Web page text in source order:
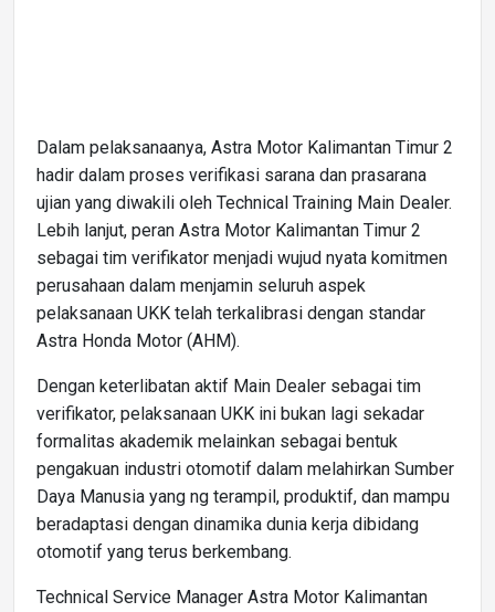
Dalam pelaksanaanya, Astra Motor Kalimantan Timur 2
hadir dalam proses verifikasi sarana dan prasarana
ujian yang diwakili oleh Technical Training Main Dealer.
Lebih lanjut, peran Astra Motor Kalimantan Timur 2
sebagai tim verifikator menjadi wujud nyata komitmen
perusahaan dalam menjamin seluruh aspek
pelaksanaan UKK telah terkalibrasi dengan standar
Astra Honda Motor (AHM).
Dengan keterlibatan aktif Main Dealer sebagai tim
verifikator, pelaksanaan UKK ini bukan lagi sekadar
formalitas akademik melainkan sebagai bentuk
pengakuan industri otomotif dalam melahirkan Sumber
Daya Manusia yang ng terampil, produktif, dan mampu
beradaptasi dengan dinamika dunia kerja dibidang
otomotif yang terus berkembang.
Technical Service Manager Astra Motor Kalimantan